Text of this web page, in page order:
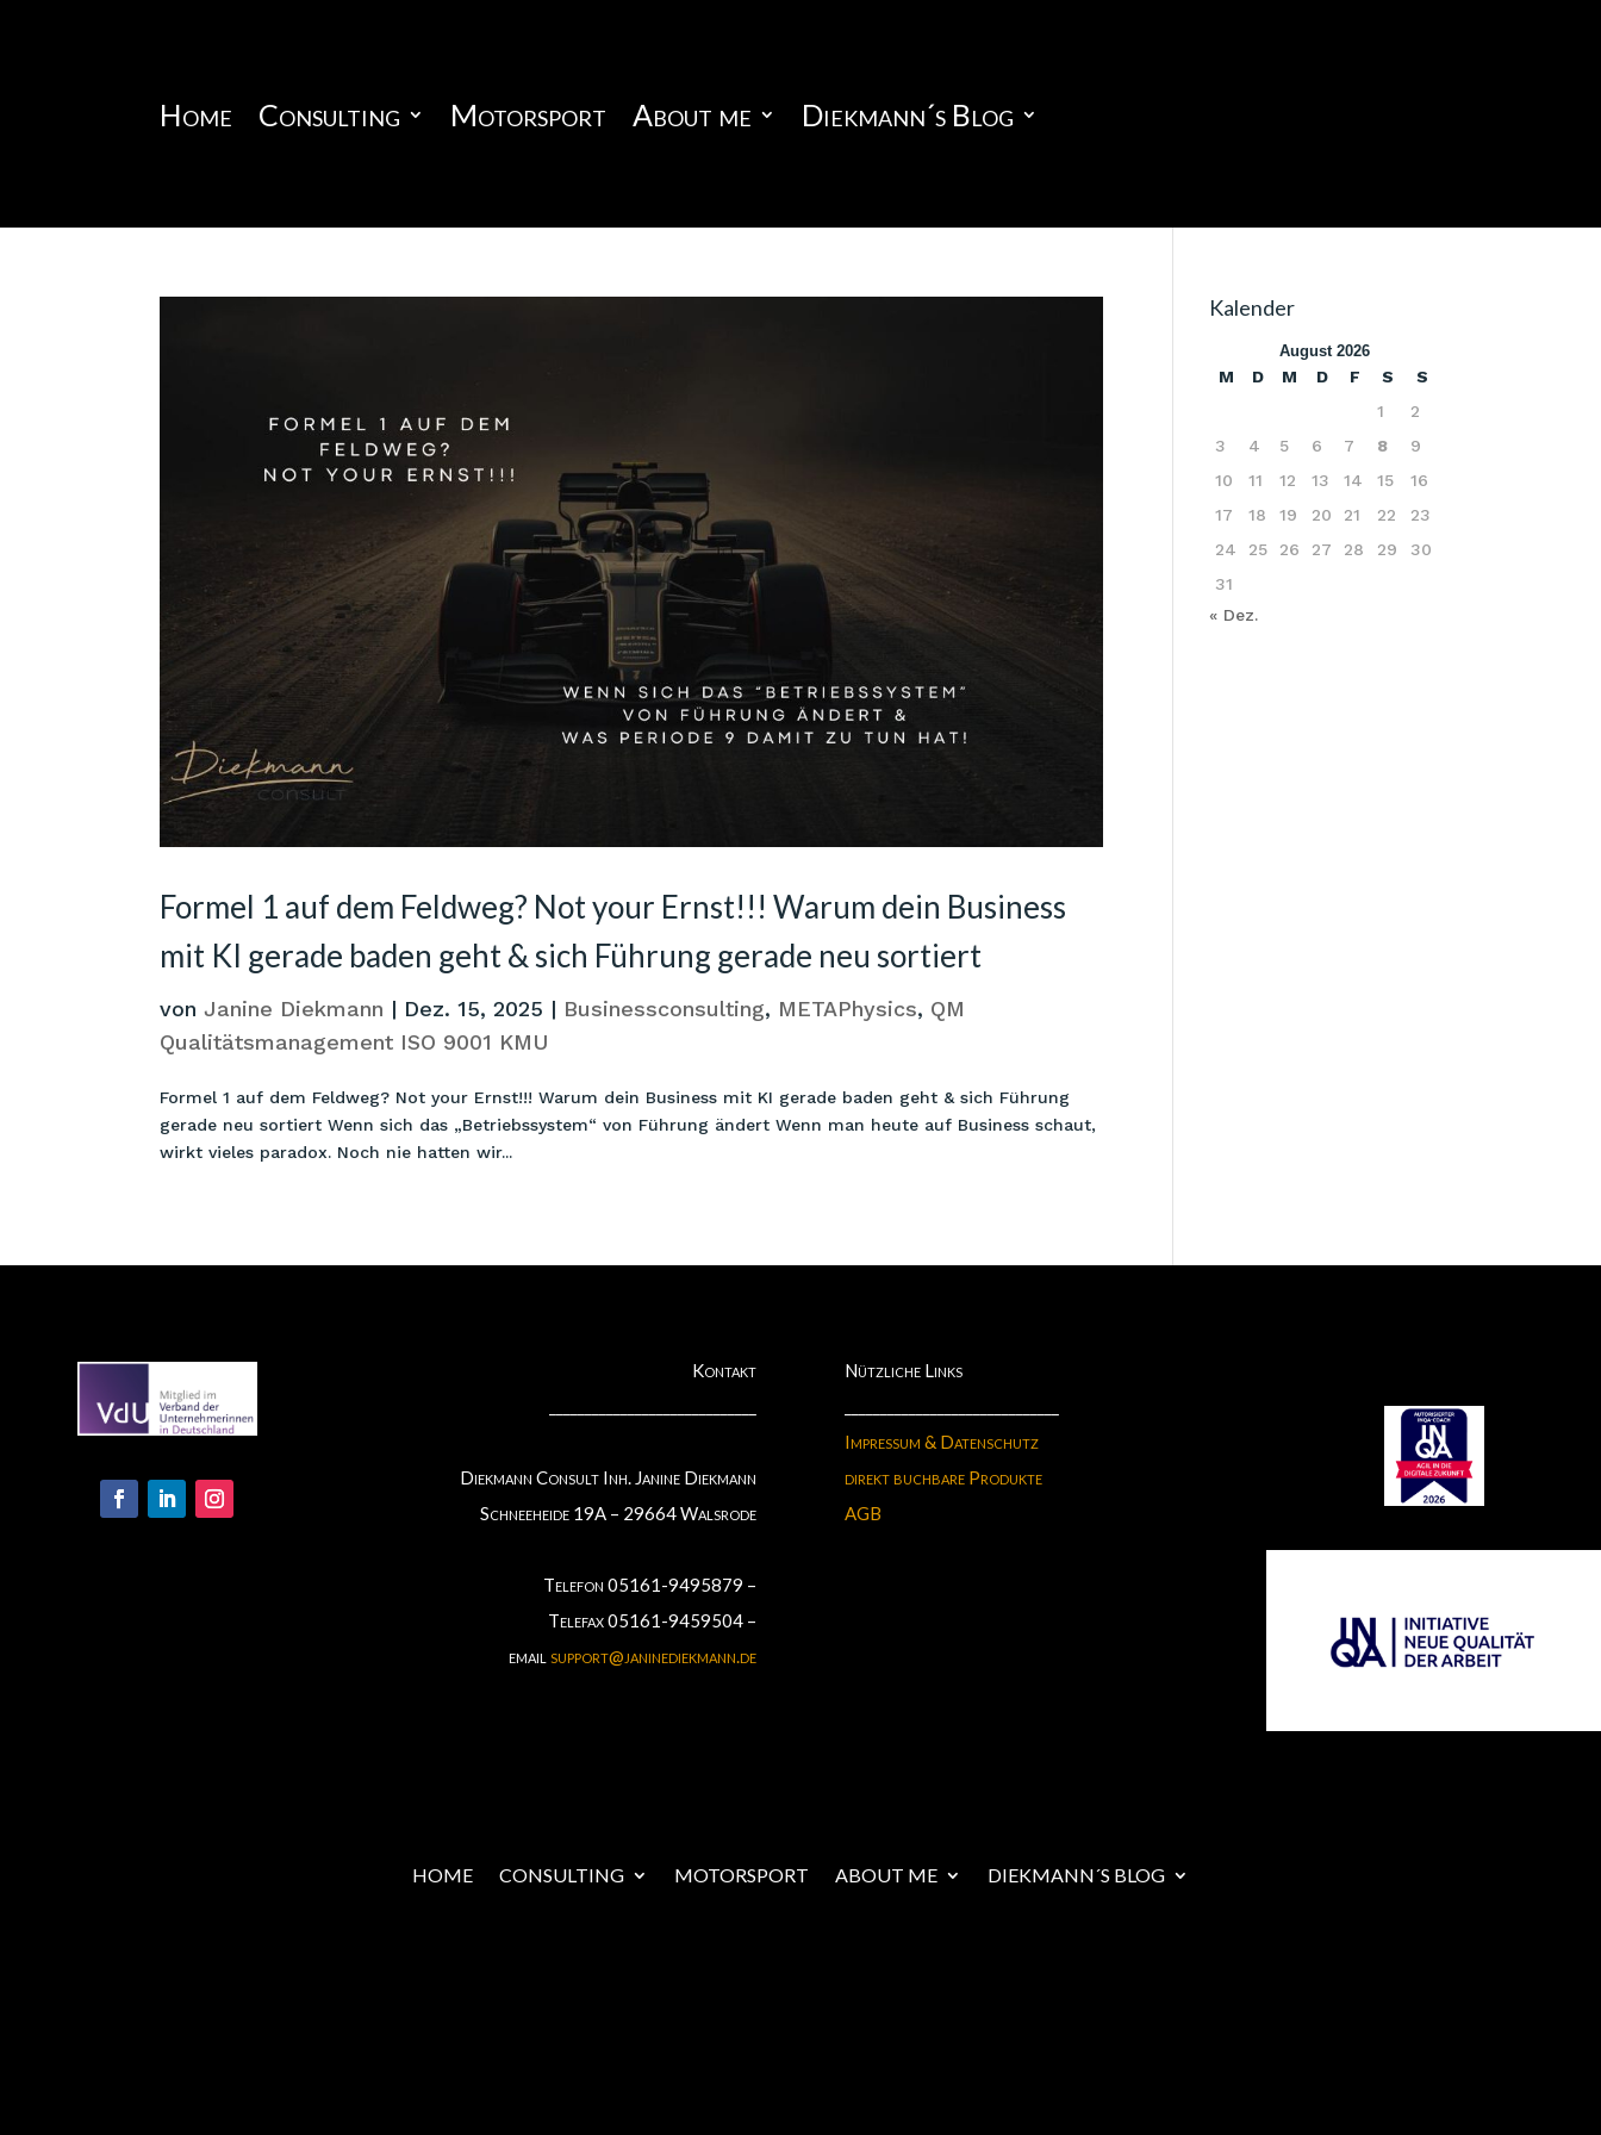
Home Consulting Motorsport About me Diekmann´s Blog
Formel 1 auf dem Feldweg? Not your Ernst!!! Warum dein Business
mit KI gerade baden geht & sich Führung gerade neu sortiert
vonJanine Diekmann | Dez. 15, 2025 | Businessconsulting, METAPhysics, QM
Qualitätsmanagement ISO 9001 KMU
Formel 1 auf dem Feldweg? Not your Ernst!!! Warum dein Business mit KI gerade baden geht & sich Führung
gerade neu sortiert Wenn sich das „Betriebssystem“ von Führung ändert Wenn man heute auf Business schaut,
wirkt vieles paradox. Noch nie hatten wir...
Kalender
August 2026
M D M D F S
S
1
2
3
4 5 6 7 8
9
10
11 12 13 14 15
16
17
18 19 20 21 22
23
24
25 26 27 28 29
30
31
« Dez.
Kontakt
Diekmann Consult Inh. Janine Diekmann
Schneeheide 19A – 29664 Walsrode
Telefon 05161-9495879 –
Telefax 05161-9459504 –
email support@janinediekmann.de
Nützliche Links
Impressum & Datenschutz
direkt buchbare Produkte
AGB
HOME CONSULTING MOTORSPORT ABOUT ME DIEKMANN´S BLOG